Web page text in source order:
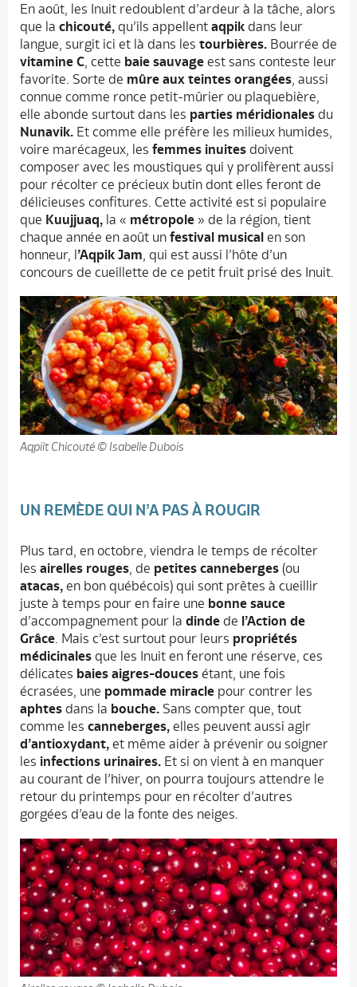
En août, les Inuit redoublent d’ardeur à la tâche, alors
que la chicouté, qu’ils appellent aqpik dans leur
langue, surgit ici et là dans les tourbières. Bourrée de
vitamine C, cette baie sauvage est sans conteste leur
favorite. Sorte de mûre aux teintes orangées, aussi
connue comme ronce petit-mûrier ou plaquebière,
elle abonde surtout dans les parties méridionales du
Nunavik. Et comme elle préfère les milieux humides,
voire marécageux, les femmes inuites doivent
composer avec les moustiques qui y prolifèrent aussi
pour récolter ce précieux butin dont elles feront de
délicieuses confitures. Cette activité est si populaire
que Kuujjuaq, la « métropole » de la région, tient
chaque année en août un festival musical en son
honneur, l’Aqpik Jam, qui est aussi l’hôte d’un
concours de cueillette de ce petit fruit prisé des Inuit.
Aqpiit Chicouté © Isabelle Dubois
UN REMÈDE QUI N’A PAS À ROUGIR
Plus tard, en octobre, viendra le temps de récolter
les airelles rouges, de petites canneberges (ou
atacas, en bon québécois) qui sont prêtes à cueillir
juste à temps pour en faire une bonne sauce
d’accompagnement pour la dinde de l’Action de
Grâce. Mais c’est surtout pour leurs propriétés
médicinales que les Inuit en feront une réserve, ces
délicates baies aigres-douces étant, une fois
écrasées, une pommade miracle pour contrer les
aphtes dans la bouche. Sans compter que, tout
comme les canneberges, elles peuvent aussi agir
d’antioxydant, et même aider à prévenir ou soigner
les infections urinaires. Et si on vient à en manquer
au courant de l’hiver, on pourra toujours attendre le
retour du printemps pour en récolter d’autres
gorgées d’eau de la fonte des neiges.